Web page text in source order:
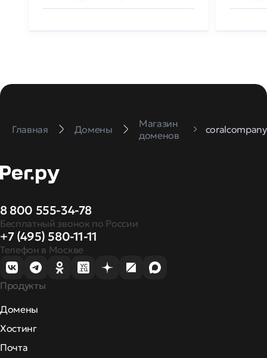
Главная Домены
Магазин
доменов
8 800 555-34-78
Бесплатный звонок по России
+7 (495) 580-11-11
Телефон в Москве
Продукты
Домены
Хостинг
Почта